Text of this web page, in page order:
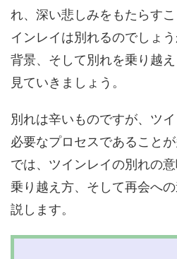
れ、深い悲しみをもたらす
インレイは別れるのでしょ
背景、そして別れを乗り越
見ていきましょう。
別れは辛いものですが、ツ
必要なプロセスであること
では、ツインレイの別れの
乗り越え方、そして再会へ
説します。